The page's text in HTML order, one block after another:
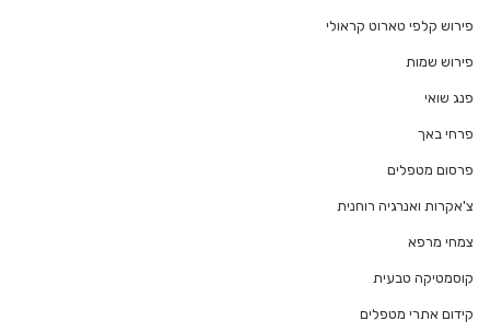
פירוש קלפי טארוט קראולי
פירוש שמות
פנג שואי
פרחי באך
פרסום מטפלים
צ'אקרות ואנרגיה רוחנית
צמחי מרפא
קוסמטיקה טבעית
קידום אתרי מטפלים